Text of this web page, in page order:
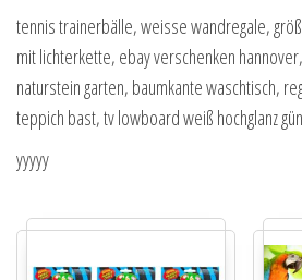
tennis trainerbälle, weisse wandregale,
mit lichterkette, ebay verschenken
naturstein garten, baumkante waschtisch,
teppich bast, tv lowboard weiß hochglanz
yyyyy